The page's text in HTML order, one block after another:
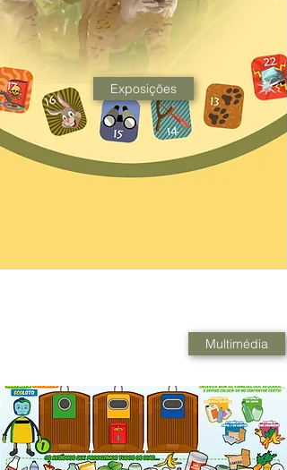
Exposições
Multimédia